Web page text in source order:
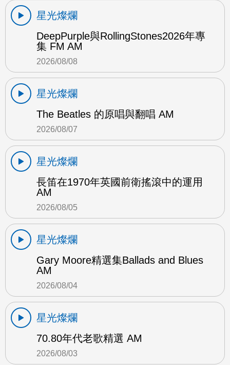
星光燦爛
DeepPurple與RollingStones2026年專
集 FM AM
2026/08/08
星光燦爛
The Beatles 的原唱與翻唱 AM
2026/08/07
星光燦爛
長笛在1970年英國前衛搖滾中的運用
AM
2026/08/05
星光燦爛
Gary Moore精選集Ballads and Blues
AM
2026/08/04
星光燦爛
70.80年代老歌精選 AM
2026/08/03